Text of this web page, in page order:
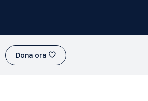
Dona ora